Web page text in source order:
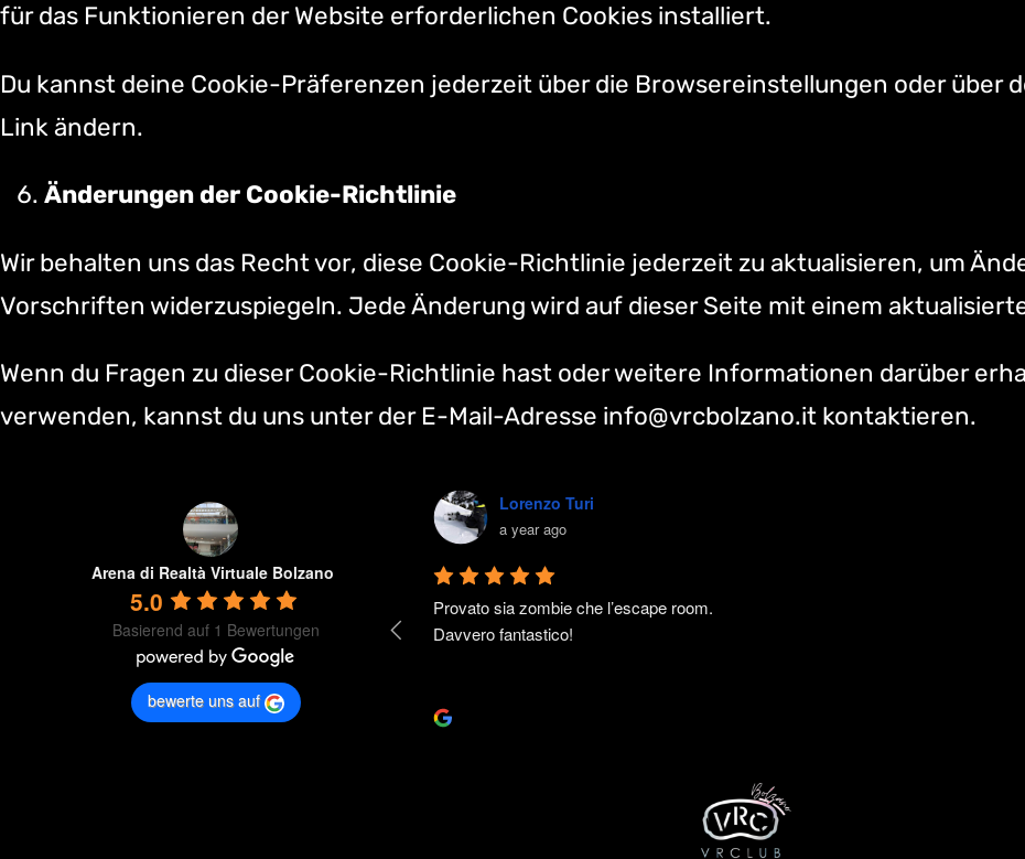
für das Funktionieren der Website erforderlichen Cookies installiert.
Du kannst deine Cookie-Präferenzen jederzeit über die Browsereinstellungen oder über
Link ändern.
Änderungen der Cookie-Richtlinie
Wir behalten uns das Recht vor, diese Cookie-Richtlinie jederzeit zu aktualisieren, um
Vorschriften widerzuspiegeln. Jede Änderung wird auf dieser Seite mit einem
Wenn du Fragen zu dieser Cookie-Richtlinie hast oder weitere Informationen darüber
verwenden, kannst du uns unter der E-Mail-Adresse info@vrcbolzano.it kontaktieren.
Arena di Realtà Virtuale Bolzano
5.0
Basierend auf 1 Bewertungen
bewerte uns auf
Lorenzo Turi
a year ago
Provato sia zombie che l’escape room.
Davvero fantastico!